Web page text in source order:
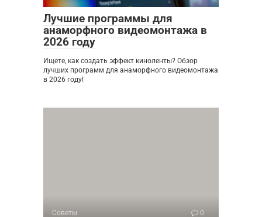
Лучшие программы для
анаморфного видеомонтажа в
2026 году
Ищете, как создать эффект киноленты? Обзор
лучших программ для анаморфного видеомонтажа
в 2026 году!
Советы 0